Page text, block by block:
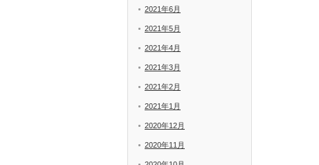
2021年6月
2021年5月
2021年4月
2021年3月
2021年2月
2021年1月
2020年12月
2020年11月